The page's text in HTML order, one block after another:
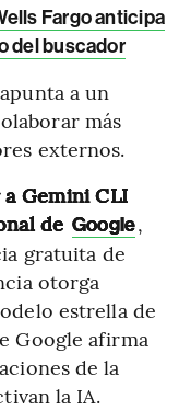
Fargo anticipa
del buscador
a un
más
externos.
Gemini CLI
de Google,
gratuita de
otorga
estrella de
Google afirma
de la
la IA.